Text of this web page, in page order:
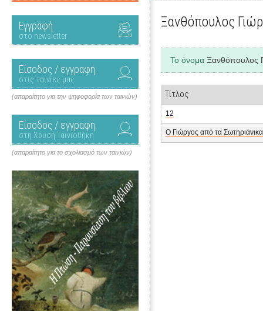
Εγγραφή
στο newsletter
Είσοδος / εγγραφή
στις ταινίες μας
(απαραίτητο για την ψηφοφορία των ταινιών)
Είσοδος / εγγραφή
στη Χρυσή Ταινιοθήκη
(απαραίτητο για το σχολιασμό των ταινιών)
Ξανθόπουλος
Το όνομα Ξανθόπουλος
Τίτλος
12
Ο Γιώργος από τα Σωτηριάνικα